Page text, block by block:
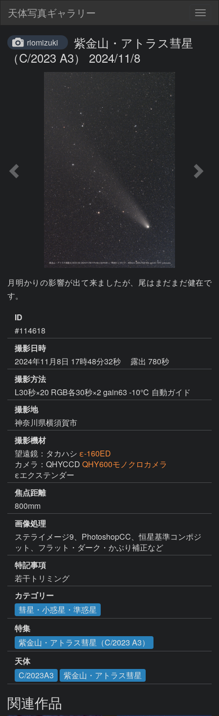
天体写真ギャラリー
riomizuki
紫金山・アトラス彗星
（C/2023 A3） 2024/11/8
月明かりの影響が出て来ましたが、尾はまだまだ健在で
す。
ID
#114618
撮影日時
2024年11月8日 17時48分32秒
露出 780秒
撮影方法
L30秒×20 RGB各30秒×2 gain63 -10℃ 自動ガイド
撮影地
神奈川県横須賀市
撮影機材
望遠鏡：タカハシ ε-160ED
カメラ：QHYCCD QHY600モノクロカメラ
εエクステンダー
焦点距離
800mm
画像処理
ステライメージ9、PhotoshopCC、恒星基準コンポジ
ット、フラット・ダーク・かぶり補正など
特記事項
若干トリミング
カテゴリー
彗星・小惑星・準惑星
特集
紫金山・アトラス彗星（C/2023 A3）
天体
C/2023A3
紫金山・アトラス彗星
関連作品